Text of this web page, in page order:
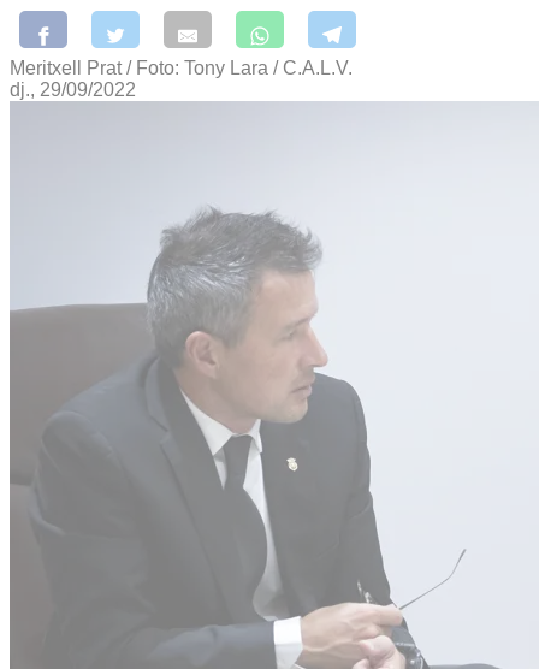
Meritxell Prat / Foto: Tony Lara / C.A.L.V.
dj., 29/09/2022